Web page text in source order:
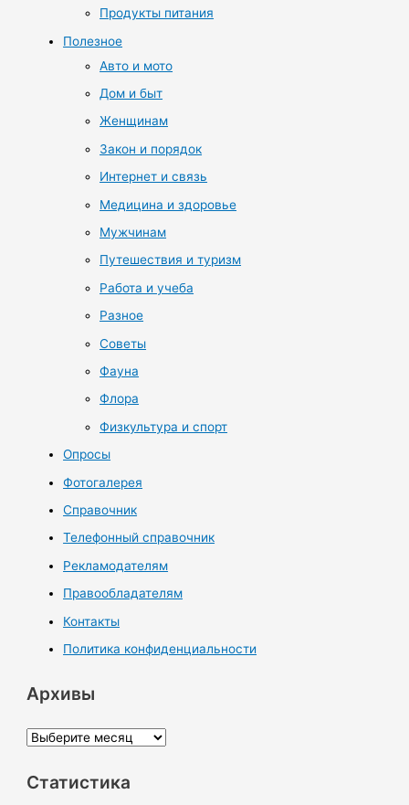
Продукты питания
Полезное
Авто и мото
Дом и быт
Женщинам
Закон и порядок
Интернет и связь
Медицина и здоровье
Мужчинам
Путешествия и туризм
Работа и учеба
Разное
Советы
Фауна
Флора
Физкультура и спорт
Опросы
Фотогалерея
Справочник
Телефонный справочник
Рекламодателям
Правообладателям
Контакты
Политика конфиденциальности
Архивы
А
х
Статистика